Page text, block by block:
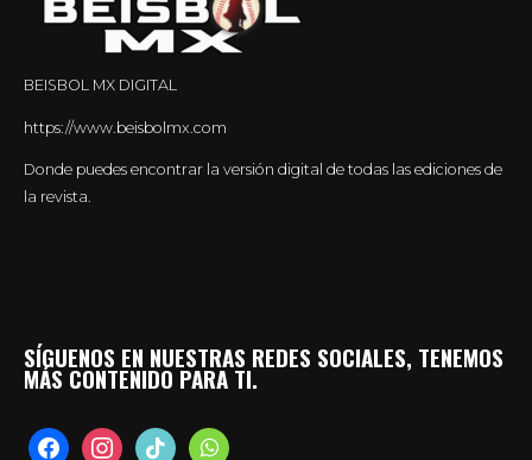
BEISBOL MX DIGITAL
https://www.beisbolmx.com
Donde puedes encontrar la versión digital de todas las ediciones de
la revista.
SÍGUENOS EN NUESTRAS REDES SOCIALES, TENEMOS
MÁS CONTENIDO PARA TI.
facebookinstagramtiktok whatsapp